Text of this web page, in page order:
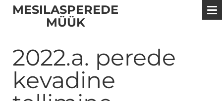
MESILASPEREDE
MÜÜK
2022.a. perede
kevadine